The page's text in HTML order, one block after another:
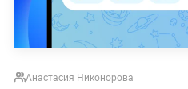
Анастасия Никонорова